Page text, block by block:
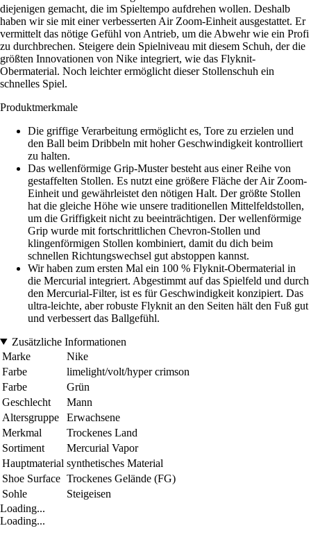
diejenigen gemacht, die im Spieltempo aufdrehen wollen. Deshalb
haben wir sie mit einer verbesserten Air Zoom-Einheit ausgestattet. Er
vermittelt das nötige Gefühl von Antrieb, um die Abwehr wie ein Profi
zu durchbrechen. Steigere dein Spielniveau mit diesem Schuh, der die
größten Innovationen von Nike integriert, wie das Flyknit-
Obermaterial. Noch leichter ermöglicht dieser Stollenschuh ein
schnelles Spiel.
Produktmerkmale
Die griffige Verarbeitung ermöglicht es, Tore zu erzielen und
den Ball beim Dribbeln mit hoher Geschwindigkeit kontrolliert
zu halten.
Das wellenförmige Grip-Muster besteht aus einer Reihe von
gestaffelten Stollen. Es nutzt eine größere Fläche der Air Zoom-
Einheit und gewährleistet den nötigen Halt. Der größte Stollen
hat die gleiche Höhe wie unsere traditionellen Mittelfeldstollen,
um die Griffigkeit nicht zu beeinträchtigen. Der wellenförmige
Grip wurde mit fortschrittlichen Chevron-Stollen und
klingenförmigen Stollen kombiniert, damit du dich beim
schnellen Richtungswechsel gut abstoppen kannst.
Wir haben zum ersten Mal ein 100 % Flyknit-Obermaterial in
die Mercurial integriert. Abgestimmt auf das Spielfeld und durch
den Mercurial-Filter, ist es für Geschwindigkeit konzipiert. Das
ultra-leichte, aber robuste Flyknit an den Seiten hält den Fuß gut
und verbessert das Ballgefühl.
Zusätzliche Informationen
Marke
Nike
Farbe
limelight/volt/hyper crimson
Farbe
Grün
Geschlecht
Mann
Altersgruppe
Erwachsene
Merkmal
Trockenes Land
Sortiment
Mercurial Vapor
Hauptmaterial synthetisches Material
Shoe Surface Trockenes Gelände (FG)
Sohle
Steigeisen
Loading...
Loading...